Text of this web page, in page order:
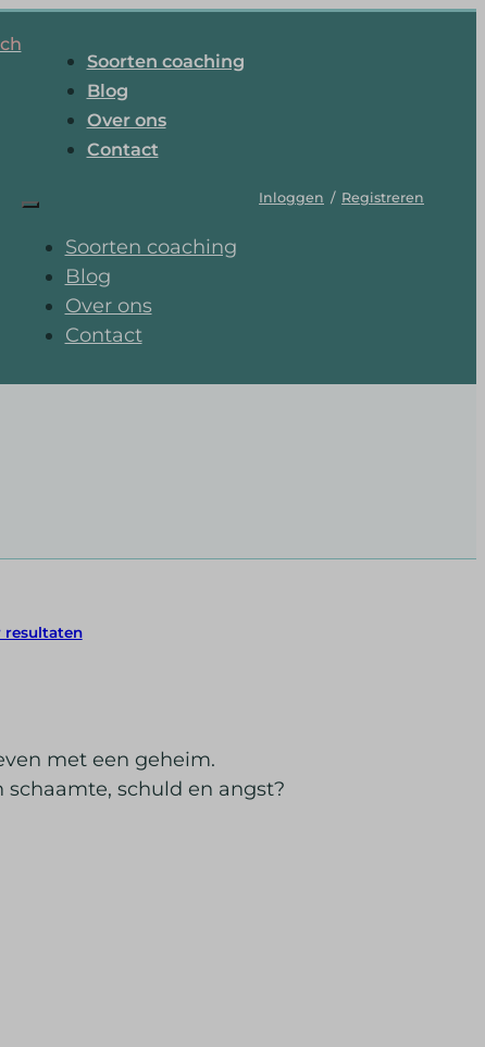
Soorten coaching
Blog
Over ons
Contact
Soorten coaching
Blog
Over ons
Contact
Inloggen / Registreren
resultaten
met een geheim.
schuld en angst?